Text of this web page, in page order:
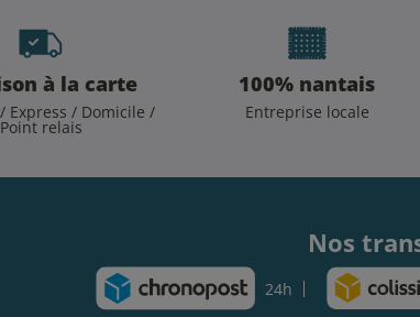
à la carte
Express / Domicile /
Point relais
100% nantais
Entreprise locale
Nos
24h